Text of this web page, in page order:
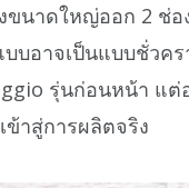
ขนาดใหญ่ออก 2 ช่อ
บอาจเป็นแบบชั่วค
รุ่นก่อนหน้า แต่
ข้าสู่การผลิตจริง